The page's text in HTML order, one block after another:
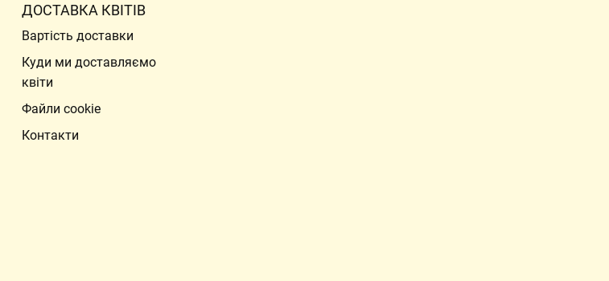
ДОСТАВКА КВІТІВ
Вартість доставки
Куди ми доставляємо
квіти
Файли cookie
Контакти